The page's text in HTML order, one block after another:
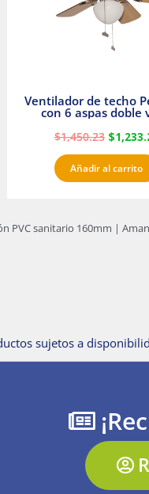
Ventilador de techo
con 6 aspas doble
$1,450.23 $
Añadir al carrito
PVC sanitario 160mm |
sujetos a